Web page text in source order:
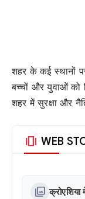
शहर के कई स्थानों
बच्चों और युवाओं को
शहर में सुरक्षा और
amp_stories WEB
photo_library क्रोएशिया